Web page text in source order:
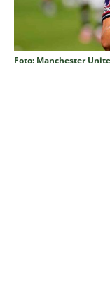
Foto: Manchester